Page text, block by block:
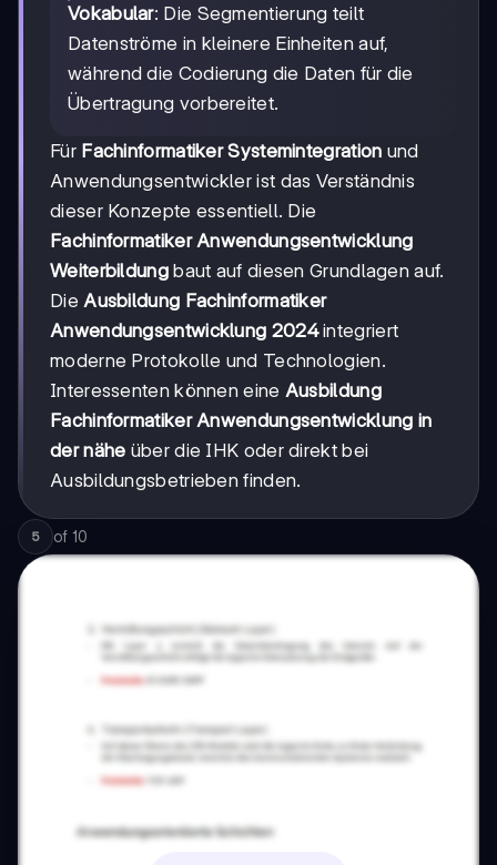
Vokabular: Die Segmentierung teilt
Datenströme in kleinere Einheiten auf,
während die Codierung die Daten für die
Übertragung vorbereitet.
Für Fachinformatiker Systemintegration und
Anwendungsentwickler ist das Verständnis
dieser Konzepte essentiell. Die
Fachinformatiker Anwendungsentwicklung
Weiterbildungbaut auf diesen Grundlagen auf.
Die Ausbildung Fachinformatiker
Anwendungsentwicklung 2024integriert
moderne Protokolle und Technologien.
Interessenten können eine Ausbildung
Fachinformatiker Anwendungsentwicklung in
der nähe über die IHK oder direkt bei
Ausbildungsbetrieben finden.
5 of 10